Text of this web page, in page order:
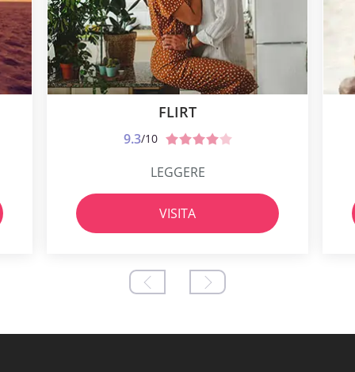
FLIRT
9.3/10
LEGGERE
VISITA